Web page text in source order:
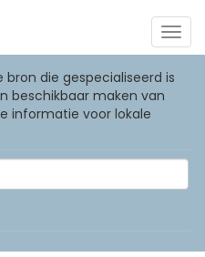
die gespecialiseerd is
beschikbaar maken van
informatie voor lokale